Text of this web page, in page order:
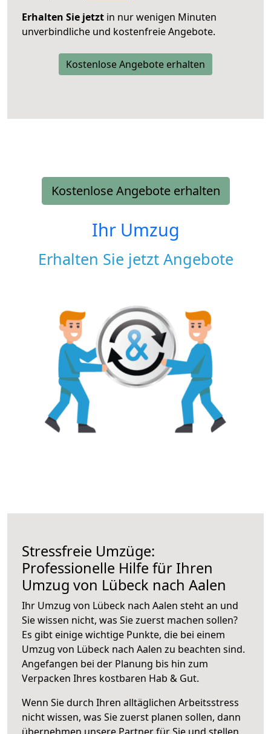
Erhalten Sie jetzt in nur wenigen Minuten
unverbindliche und kostenfreie Angebote.
Kostenlose Angebote erhalten
Kostenlose Angebote erhalten
Ihr Umzug
Erhalten Sie jetzt Angebote
Stressfreie Umzüge:
Professionelle Hilfe für Ihren
Umzug von Lübeck nach Aalen
Ihr Umzug von Lübeck nach Aalen steht an und
Sie wissen nicht, was Sie zuerst machen sollen?
Es gibt einige wichtige Punkte, die bei einem
Umzug von Lübeck nach Aalen zu beachten sind.
Angefangen bei der Planung bis hin zum
Verpacken Ihres kostbaren Hab & Gut.
Wenn Sie durch Ihren alltäglichen Arbeitsstress
nicht wissen, was Sie zuerst planen sollen, dann